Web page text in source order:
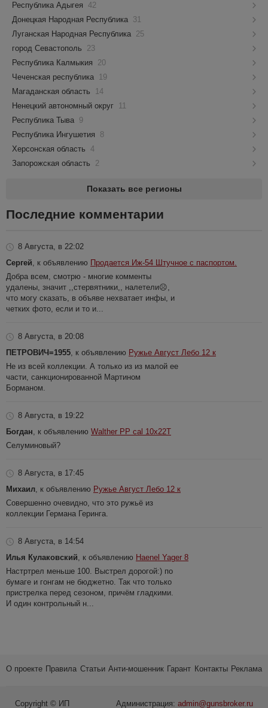
Республика Адыгея 42
Донецкая Народная Республика 31
Луганская Народная Республика 25
город Севастополь
23
Республика Калмыкия
20
Чеченская республика 19
Магаданская область
14
Ненецкий автономный округ 11
Республика Тыва 9
Республика Ингушетия
8
Херсонская область 4
Запорожская область
2
Показать все регионы
Последние комментарии
8 Августа, в 22:02
Сергей , к объявлению Продается Иж-54 Штучное с паспортом.
Добра всем, смотрю - многие комменты
удалены, значит ,,стервятники,, налетели☹️,
что могу сказать, в объяве нехватает инфы, и
четких фото, если и то и...
8 Августа, в 20:08
ПЕТРОВИЧ=1955 , к объявлению Ружье Август Лебо 12 к
Не из всей коллекции. А только из из малой ее
части, санкционированной Мартином
Борманом.
8 Августа, в 19:22
Богдан , к объявлению Walther PP cal 10x22T
Селуминовый?
8 Августа, в 17:45
Михаил , к объявлению Ружье Август Лебо 12 к
Совершенно очевидно, что это ружьё из
коллекции Германа Геринга.
8 Августа, в 14:54
Илья Кулаковский , к объявлению Haenel Yager 8
Настртрел меньше 100. Выстрел дорогой:) по
бумаге и гонгам не бюджетно. Так что только
пристрелка перед сезоном, причём гладкими.
И один контрольный н...
О проекте Правила Статьи Анти-мошенник Гарант Контакты Реклама
Администрация: admin@gunsbroker.ru
Copyright © ИП